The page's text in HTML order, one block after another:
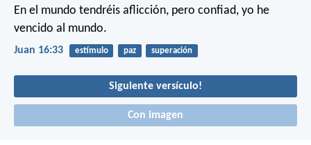
En el mundo tendréis aflicción, pero confiad, yo he
vencido al mundo.
Juan 16:33 estímulo paz superación
Siguiente versículo!
Con imagen